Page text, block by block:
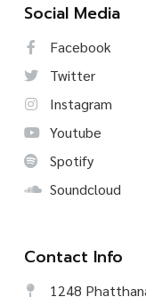
Social Media
Facebook
Twitter
Instagram
Youtube
Spotify
Soundcloud
Contact Info
1248